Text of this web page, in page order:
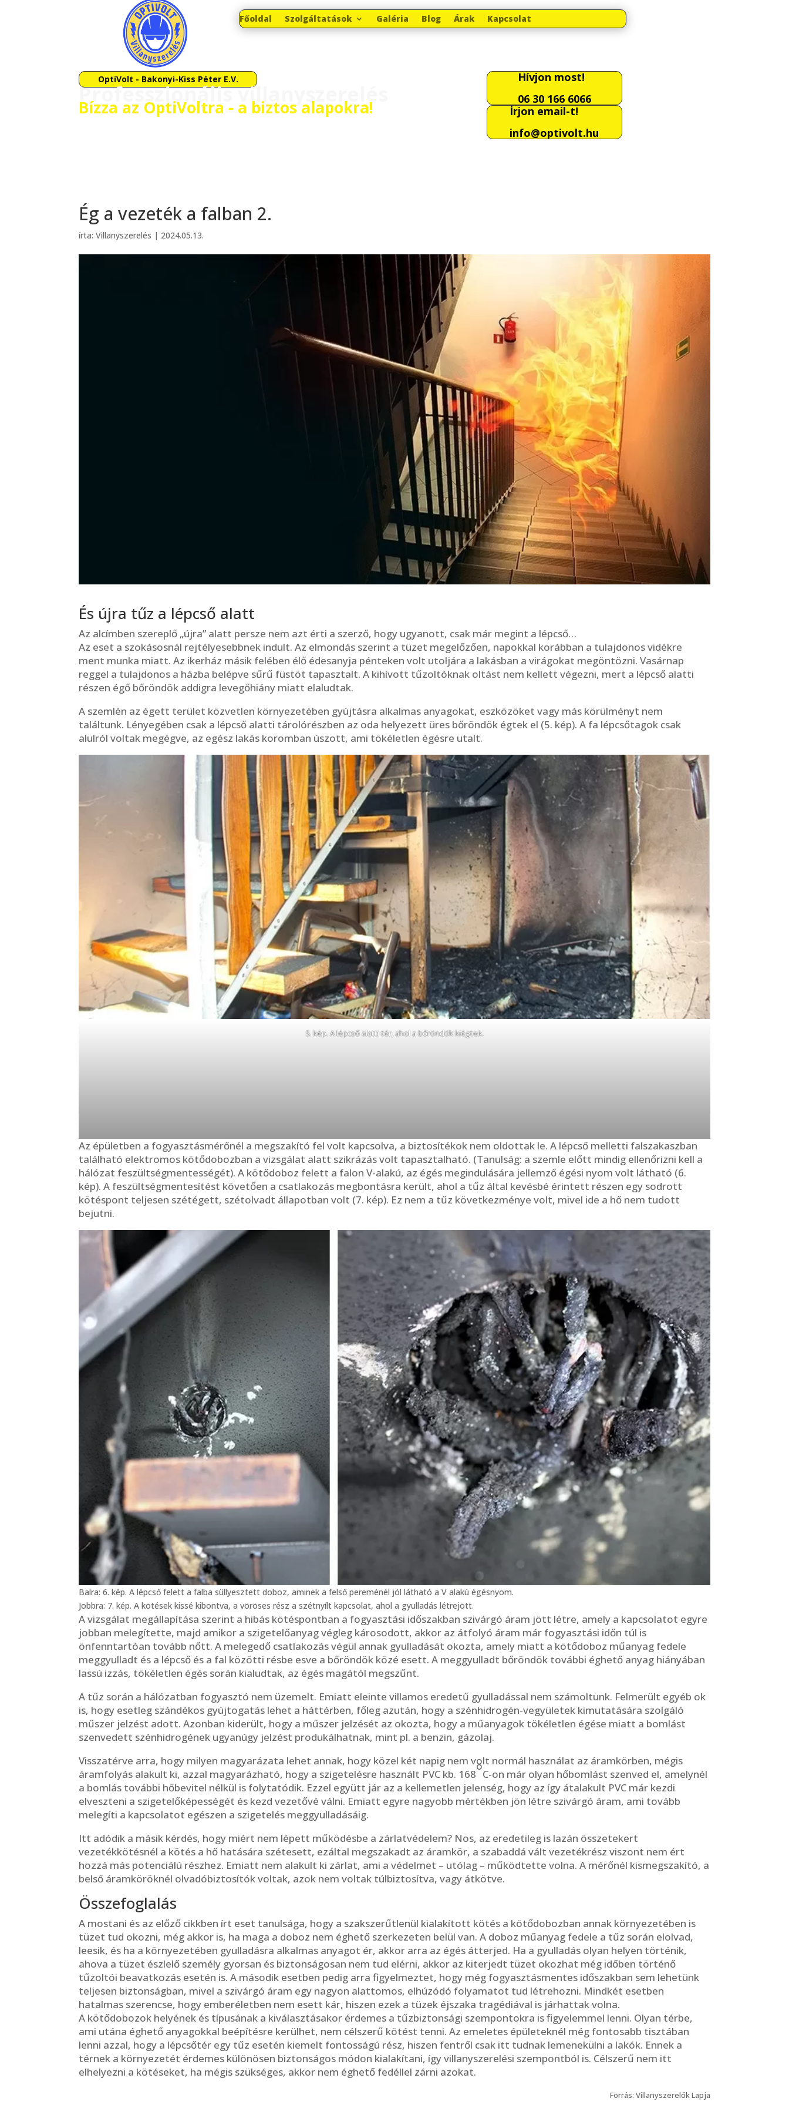
Főoldal Szolgáltatások Galéria Blog Árak Kapcsolat
OptiVolt - Bakonyi-Kiss Péter E.V.
Professzionális villanyszerelés
Bízza az OptiVoltra - a biztos alapokra!
Hívjon most!
06 30 166 6066
Írjon email-t!
info@optivolt.hu
Ég a vezeték a falban 2.
írta:Villanyszerelés | 2024.05.13.
És újra tűz a lépcső alatt
Az alcímben szereplő „újra” alatt persze nem azt érti a szerző, hogy ugyanott, csak már megint a lépcső…
Az eset a szokásosnál rejtélyesebbnek indult. Az elmondás szerint a tüzet megelőzően, napokkal korábban a tulajdonos vidékre
ment munka miatt. Az ikerház másik felében élő édesanyja pénteken volt utoljára a lakásban a virágokat megöntözni. Vasárnap
reggel a tulajdonos a házba belépve sűrű füstöt tapasztalt. A kihívott tűzoltóknak oltást nem kellett végezni, mert a lépcső alatti
részen égő bőröndök addigra levegőhiány miatt elaludtak.
A szemlén az égett terület közvetlen környezetében gyújtásra alkalmas anyagokat, eszközöket vagy más körülményt nem
találtunk. Lényegében csak a lépcső alatti tárolórészben az oda helyezett üres bőröndök égtek el (5. kép). A fa lépcsőtagok csak
alulról voltak megégve, az egész lakás koromban úszott, ami tökéletlen égésre utalt.
5. kép. A lépcső alatti tér, ahol a bőröndök kiégtek.
Az épületben a fogyasztásmérőnél a megszakító fel volt kapcsolva, a biztosítékok nem oldottak le. A lépcső melletti falszakaszban
található elektromos kötődobozban a vizsgálat alatt szikrázás volt tapasztalható. (Tanulság: a szemle előtt mindig ellenőrizni kell a
hálózat feszültségmentességét). A kötődoboz felett a falon V-alakú, az égés megindulására jellemző égési nyom volt látható (6.
kép). A feszültségmentesítést követően a csatlakozás megbontásra került, ahol a tűz által kevésbé érintett részen egy sodrott
kötéspont teljesen szétégett, szétolvadt állapotban volt (7. kép). Ez nem a tűz következménye volt, mivel ide a hő nem tudott
bejutni.
Balra: 6. kép. A lépcső felett a falba süllyesztett doboz, aminek a felső pereménél jól látható a V alakú égésnyom.
Jobbra: 7. kép. A kötések kissé kibontva, a vöröses rész a szétnyílt kapcsolat, ahol a gyulladás létrejött.
A vizsgálat megállapítása szerint a hibás kötéspontban a fogyasztási időszakban szivárgó áram jött létre, amely a kapcsolatot egyre
jobban melegítette, majd amikor a szigetelőanyag végleg károsodott, akkor az átfolyó áram már fogyasztási időn túl is
önfenntartóan tovább nőtt. A melegedő csatlakozás végül annak gyulladását okozta, amely miatt a kötődoboz műanyag fedele
meggyulladt és a lépcső és a fal közötti résbe esve a bőröndök közé esett. A meggyulladt bőröndök további éghető anyag hiányában
lassú izzás, tökéletlen égés során kialudtak, az égés magától megszűnt.
A tűz során a hálózatban fogyasztó nem üzemelt. Emiatt eleinte villamos eredetű gyulladással nem számoltunk. Felmerült egyéb ok
is, hogy esetleg szándékos gyújtogatás lehet a háttérben, főleg azután, hogy a szénhidrogén-vegyületek kimutatására szolgáló
műszer jelzést adott. Azonban kiderült, hogy a műszer jelzését az okozta, hogy a műanyagok tökéletlen égése miatt a bomlást
szenvedett szénhidrogének ugyanúgy jelzést produkálhatnak, mint pl. a benzin, gázolaj.
Visszatérve arra, hogy milyen magyarázata lehet annak, hogy közel két napig nem volt normál használat az áramkörben, mégis
áramfolyás alakult ki, azzal magyarázható, hogy a szigetelésre használt PVC kb. 168
o
C-on már olyan hőbomlást szenved el, amelynél
a bomlás további hőbevitel nélkül is folytatódik. Ezzel együtt jár az a kellemetlen jelenség, hogy az így átalakult PVC már kezdi
elveszteni a szigetelőképességét és kezd vezetővé válni. Emiatt egyre nagyobb mértékben jön létre szivárgó áram, ami tovább
melegíti a kapcsolatot egészen a szigetelés meggyulladásáig.
Itt adódik a másik kérdés, hogy miért nem lépett működésbe a zárlatvédelem? Nos, az eredetileg is lazán összetekert
vezetékkötésnél a kötés a hő hatására szétesett, ezáltal megszakadt az áramkör, a szabaddá vált vezetékrész viszont nem ért
hozzá más potenciálú részhez. Emiatt nem alakult ki zárlat, ami a védelmet – utólag – működtette volna. A mérőnél kismegszakító, a
belső áramköröknél olvadóbiztosítók voltak, azok nem voltak túlbiztosítva, vagy átkötve.
Összefoglalás
A mostani és az előző cikkben írt eset tanulsága, hogy a szakszerűtlenül kialakított kötés a kötődobozban annak környezetében is
tüzet tud okozni, még akkor is, ha maga a doboz nem éghető szerkezeten belül van. A doboz műanyag fedele a tűz során elolvad,
leesik, és ha a környezetében gyulladásra alkalmas anyagot ér, akkor arra az égés átterjed. Ha a gyulladás olyan helyen történik,
ahova a tüzet észlelő személy gyorsan és biztonságosan nem tud elérni, akkor az kiterjedt tüzet okozhat még időben történő
tűzoltói beavatkozás esetén is. A második esetben pedig arra figyelmeztet, hogy még fogyasztásmentes időszakban sem lehetünk
teljesen biztonságban, mivel a szivárgó áram egy nagyon alattomos, elhúzódó folyamatot tud létrehozni. Mindkét esetben
hatalmas szerencse, hogy emberéletben nem esett kár, hiszen ezek a tüzek éjszaka tragédiával is járhattak volna.
A kötődobozok helyének és típusának a kiválasztásakor érdemes a tűzbiztonsági szempontokra is figyelemmel lenni. Olyan térbe,
ami utána éghető anyagokkal beépítésre kerülhet, nem célszerű kötést tenni. Az emeletes épületeknél még fontosabb tisztában
lenni azzal, hogy a lépcsőtér egy tűz esetén kiemelt fontosságú rész, hiszen fentről csak itt tudnak lemenekülni a lakók. Ennek a
térnek a környezetét érdemes különösen biztonságos módon kialakítani, így villanyszerelési szempontból is. Célszerű nem itt
elhelyezni a kötéseket, ha mégis szükséges, akkor nem éghető fedéllel zárni azokat.
Forrás: Villanyszerelők Lapja